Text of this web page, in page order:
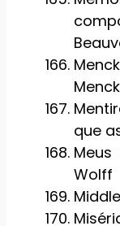
que
Wolff